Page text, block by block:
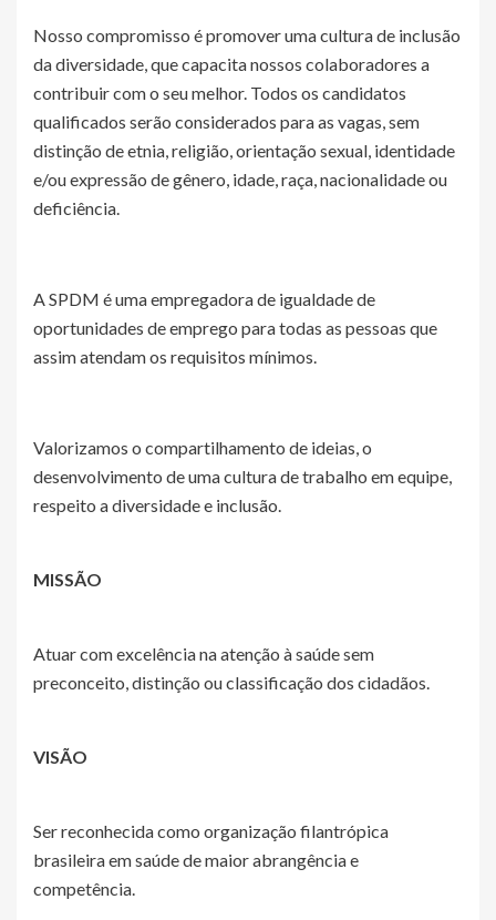
Nosso compromisso é promover uma cultura de inclusão
da diversidade, que capacita nossos colaboradores a
contribuir com o seu melhor. Todos os candidatos
qualificados serão considerados para as vagas, sem
distinção de etnia, religião, orientação sexual, identidade
e/ou expressão de gênero, idade, raça, nacionalidade ou
deficiência.
A SPDM é uma empregadora de igualdade de
oportunidades de emprego para todas as pessoas que
assim atendam os requisitos mínimos.
Valorizamos o compartilhamento de ideias, o
desenvolvimento de uma cultura de trabalho em equipe,
respeito a diversidade e inclusão.
MISSÃO
Atuar com excelência na atenção à saúde sem
preconceito, distinção ou classificação dos cidadãos.
VISÃO
Ser reconhecida como organização filantrópica
brasileira em saúde de maior abrangência e
competência.